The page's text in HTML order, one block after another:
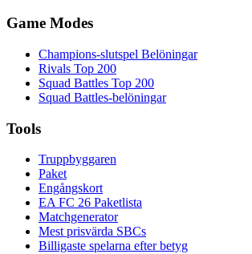
Game Modes
Champions-slutspel Belöningar
Rivals Top 200
Squad Battles Top 200
Squad Battles-belöningar
Tools
Truppbyggaren
Paket
Engångskort
EA FC 26 Paketlista
Matchgenerator
Mest prisvärda SBCs
Billigaste spelarna efter betyg